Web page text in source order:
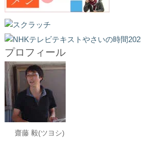
プロフィール
齋藤 毅(ツヨシ)